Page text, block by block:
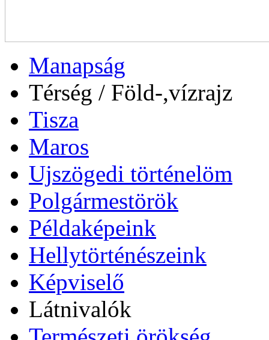
Manapság
Térség / Föld-,vízrajz
Tisza
Maros
Ujszögedi történelöm
Polgármestörök
Példaképeink
Hellytörténészeink
Képviselő
Látnivalók